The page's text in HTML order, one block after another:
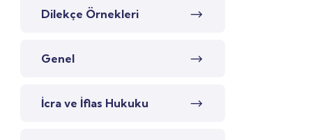
Dilekçe Örnekleri
Genel
İcra ve İflas Hukuku